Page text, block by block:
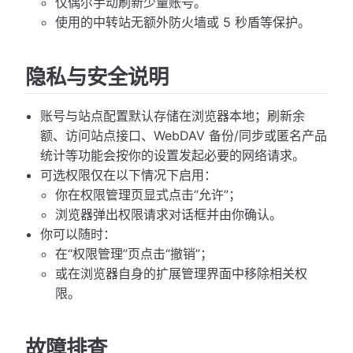
使用的中转站无额外防火墙或 5 秒盾等保护。
隐私与安全说明
账号与站点配置默认存储在浏览器本地；刷新余
额、访问站点接口、WebDAV 备份/同步或匿名产品
统计等功能会按你的设置发起必要的网络请求。
可选权限仅在以下情况下启用：
你在权限管理页显式点击“允许”；
浏览器弹出权限请求对话框并由你确认。
你可以随时：
在“权限管理”页点击“撤销”；
或在浏览器自身的扩展管理界面中移除相关权
限。
故障排查